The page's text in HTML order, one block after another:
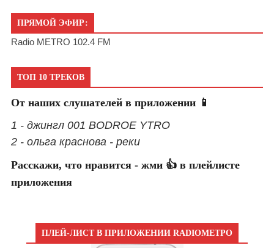
ПРЯМОЙ ЭФИР:
Radio METRO 102.4 FM
ТОП 10 ТРЕКОВ
От наших слушателей в приложении 📱
1 - джингл 001 BODROE YTRO
2 - ольга краснова - реки
Расскажи, что нравится - жми 👍 в плейлисте
приложения
ПЛЕЙ-ЛИСТ В ПРИЛОЖЕНИИ RADIOМЕТРО